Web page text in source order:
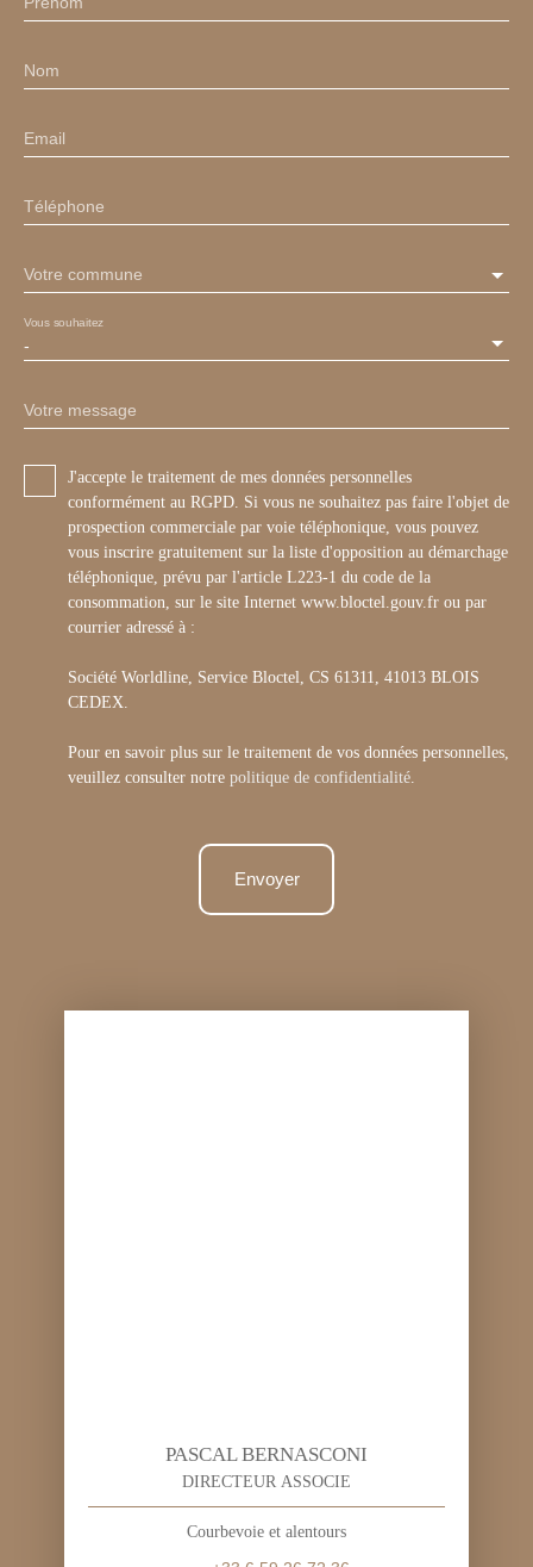
Nom
Email
Téléphone
Votre commune
-
Vous souhaitez
Votre message
J'accepte le traitement de mes données personnelles
conformément au RGPD. Si vous ne souhaitez pas faire l'objet de
prospection commerciale par voie téléphonique, vous pouvez
vous inscrire gratuitement sur la liste d'opposition au démarchage
téléphonique, prévu par l'article L223-1 du code de la
consommation, sur le site Internet www.bloctel.gouv.fr ou par
courrier adressé à :
Société Worldline, Service Bloctel, CS 61311, 41013 BLOIS
CEDEX.
Pour en savoir plus sur le traitement de vos données personnelles,
veuillez consulter notre politique de confidentialité
Envoyer
PASCAL BERNASCONI
DIRECTEUR ASSOCIE
Courbevoie et alentours